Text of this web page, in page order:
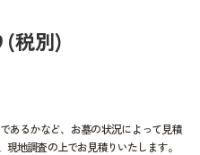
(税別)
あるかなど、お墓の状況によって見積
地調査の上でお見積りいたします。